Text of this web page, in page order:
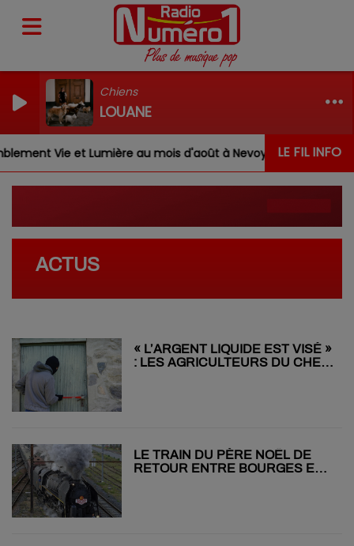
Chiens
LOUANE
LE FIL INFO
Vie et Lumière au mois d'août à Nevoy Louis,
ACTUS
« L’ARGENT LIQUIDE EST VISÉ »
: LES AGRICULTEURS DU CHER
LE TRAIN DU PÈRE NOËL DE
RETOUR ENTRE BOURGES ET